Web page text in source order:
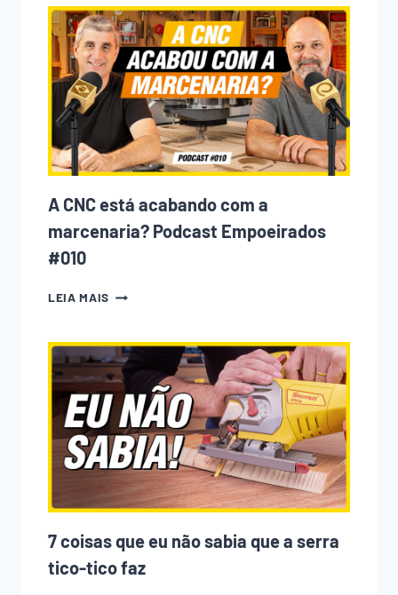
TODO
INICIANTE
NA
MARCENARIA
COMETE
(E
COMO
EVITAR
CADA
UM
DELES)
A CNC está acabando com a
marcenaria? Podcast Empoeirados
#010
LEIA MAIS A
ACABANDO
COM
A
MARCENARIA?
PODCAST
EMPOEIRADOS
#010
7 coisas que eu não sabia que a serra
tico-tico faz